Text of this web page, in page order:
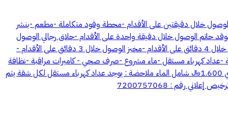
خلال دقيقتين على الأقدام -محطة وقود متكاملة -مطعم -بنشر
دقيقتين على الأقدام -محل خضار الوصول خلال 3دقائق على الأقدام -مطعم موقد حاتم الوصول خلال دقيقة واحدة على الأقدام -حلاق رجالي الوصول
خلال دقيقتين على الأقدام -محل حلويات الوصول خلال دقيقة واحدة على الأقدام -قرطاسية الوصول خلال دقيقة واحدة على الأقدام -محمصة الوصول خلال 4 دقائق على الأقدام -مخبز الوصول خلال 3 دقائق على الأقدام ‏-
-انترنت الياف مطابخ ومكيفات راكبة -عداد كهرباء مستقل -ماء مشروع -صرف صحي - كاميرات مراقبة -نظافة
على مدار الساعه تتوفر بنظامين -غرفتين وصالة ومطبخ ودورة مياه الايجار الشهري 2000﷼ شامل الماء -غرفة وصالة ومطبخ ودورة مياه الايجار الشهري 1.600﷼ شامل الماء ملاحضة : يوجد عداد كهرباء مستقل لكل شقة يتم